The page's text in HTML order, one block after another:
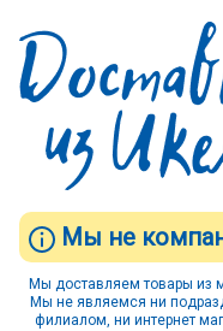
Мы не
Мы доставляем товары из
Мы не являемся ни
филиалом, ни интернет